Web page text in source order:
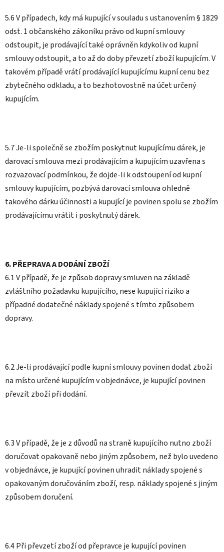
5.6 V případech, kdy má kupující v souladu s ustanovením § 1829
odst. 1 občanského zákoníku právo od kupní smlouvy
odstoupit, je prodávající také oprávněn kdykoliv od kupní
smlouvy odstoupit, a to až do doby převzetí zboží kupujícím. V
takovém případě vrátí prodávající kupujícímu kupní cenu bez
zbytečného odkladu, a to bezhotovostně na účet určený
kupujícím.
5.7 Je-li společně se zbožím poskytnut kupujícímu dárek, je
darovací smlouva mezi prodávajícím a kupujícím uzavřena s
rozvazovací podmínkou, že dojde-li k odstoupení od kupní
smlouvy kupujícím, pozbývá darovací smlouva ohledně
takového dárku účinnosti a kupující je povinen spolu se zbožím
prodávajícímu vrátit i poskytnutý dárek.
6. PŘEPRAVA A DODÁNÍ ZBOŽÍ
6.1 V případě, že je způsob dopravy smluven na základě
zvláštního požadavku kupujícího, nese kupující riziko a
případné dodatečné náklady spojené s tímto způsobem
dopravy.
6.2 Je-li prodávající podle kupní smlouvy povinen dodat zboží
na místo určené kupujícím v objednávce, je kupující povinen
převzít zboží při dodání.
6.3 V případě, že je z důvodů na straně kupujícího nutno zboží
doručovat opakovaně nebo jiným způsobem, než bylo uvedeno
v objednávce, je kupující povinen uhradit náklady spojené s
opakovaným doručováním zboží, resp. náklady spojené s jiným
způsobem doručení.
6.4 Při převzetí zboží od přepravce je kupující povinen